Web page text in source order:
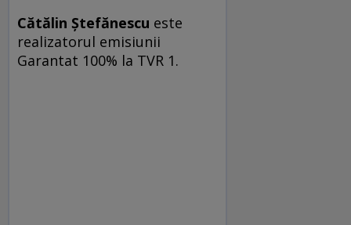
Cătălin Ştefănescu este
realizatorul emisiunii
Garantat 100% la TVR 1.